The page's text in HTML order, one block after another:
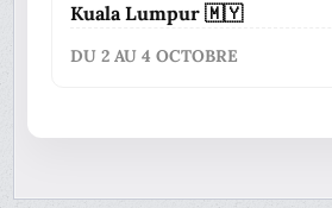
Kuala Lumpur 🇲🇾
DU 2 AU 4 OCTOBRE